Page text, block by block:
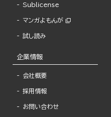
Sublicense
マンガよもんが
試し読み
企業情報
会社概要
採用情報
お問い合わせ